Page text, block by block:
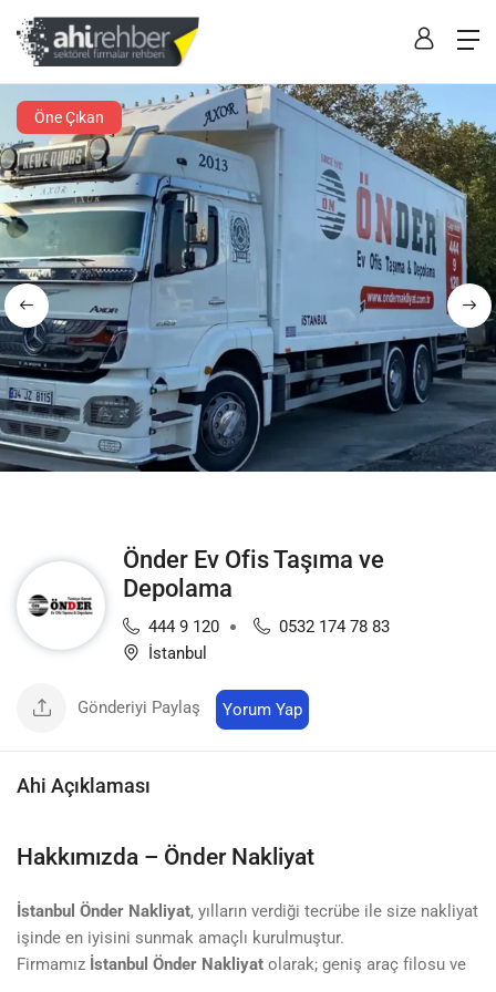
Öne Çıkan
Önder Ev Ofis Taşıma ve
Depolama
444 9 120
0532 174 78 83
İstanbul
Gönderiyi Paylaş Yorum Yap
Ahi Açıklaması
Hakkımızda – Önder Nakliyat
İstanbul Önder Nakliyat, yılların verdiği tecrübe ile size nakliyat
işinde en iyisini sunmak amaçlı kurulmuştur.
Firmamız İstanbul Önder Nakliyat olarak; geniş araç filosu ve